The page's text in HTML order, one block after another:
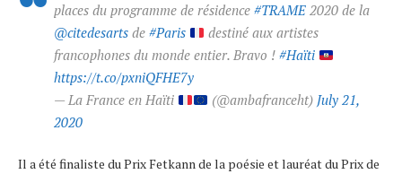
places du programme de résidence #TRAME 2020 de la
@citedesarts de #Paris
destiné aux artistes
francophones du monde entier. Bravo ! #Haïti
https://t.co/pxniQFHE7y
— La France en Haïti
(@ambafranceht) July 21,
2020
Il a été finaliste du Prix Fetkann de la poésie et lauréat du Prix de